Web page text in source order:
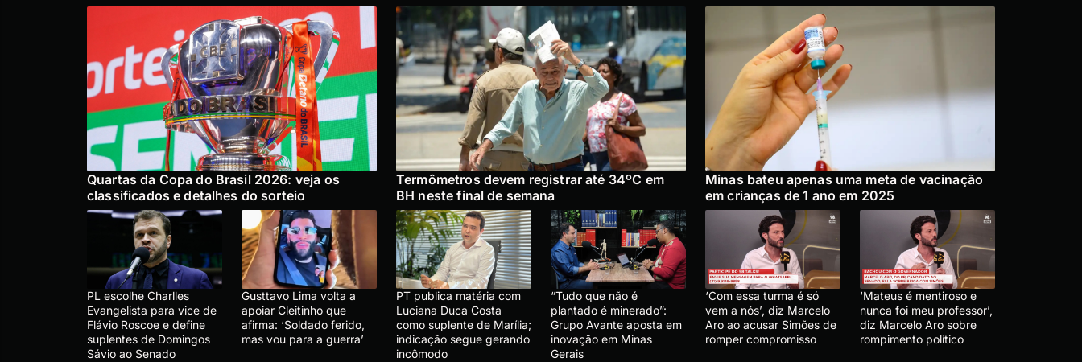
Quartas da Copa do Brasil 2026: veja os
classificados e detalhes do sorteio
Termômetros devem registrar até 34ºC em
BH neste final de semana
Minas bateu apenas uma meta de vacinação
em crianças de 1 ano em 2025
PL escolhe Charlles
Evangelista para vice de
Flávio Roscoe e define
suplentes de Domingos
Sávio ao Senado
Gusttavo Lima volta a
apoiar Cleitinho que
afirma: ‘Soldado ferido,
mas vou para a guerra’
PT publica matéria com
Luciana Duca Costa
como suplente de Marília;
indicação segue gerando
incômodo
“Tudo que não é
plantado é minerado”:
Grupo Avante aposta em
inovação em Minas
Gerais
‘Com essa turma é só
vem a nós’, diz Marcelo
Aro ao acusar Simões de
romper compromisso
‘Mateus é mentiroso e
nunca foi meu professor’,
diz Marcelo Aro sobre
rompimento político